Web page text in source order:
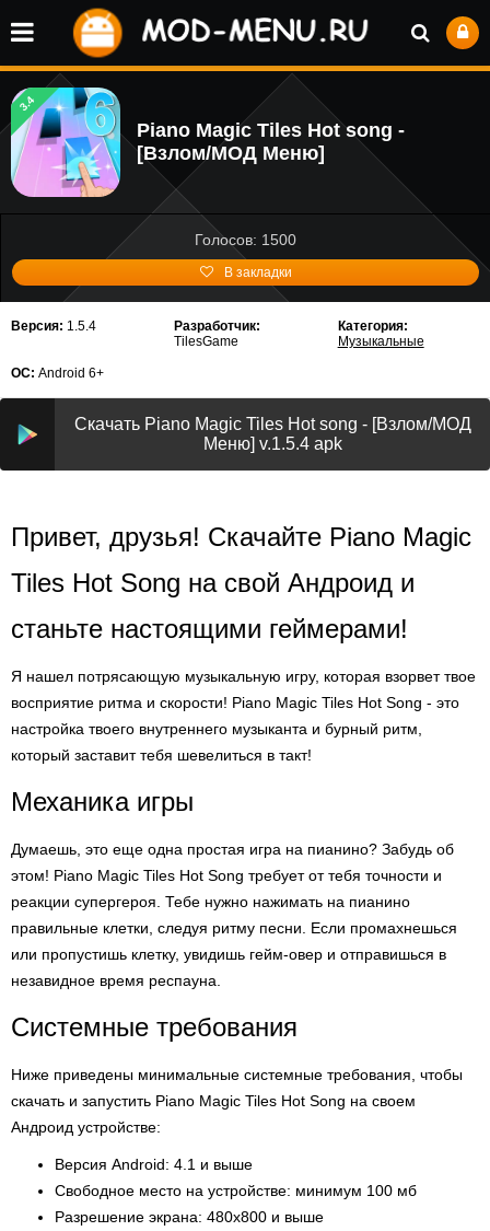
3.4
Piano Magic Tiles Hot song -
[Взлом/МОД Меню]
Голосов: 1500
В закладки
Версия: 1.5.4
Разработчик:
TilesGame
Категория:
Музыкальные
ОС: Android 6+
Скачать Piano Magic Tiles Hot song - [Взлом/МОД
Меню] v.1.5.4 apk
Привет, друзья! Скачайте Piano Magic
Tiles Hot Song на свой Андроид и
станьте настоящими геймерами!
Я нашел потрясающую музыкальную игру, которая взорвет твое
восприятие ритма и скорости! Piano Magic Tiles Hot Song - это
настройка твоего внутреннего музыканта и бурный ритм,
который заставит тебя шевелиться в такт!
Механика игры
Думаешь, это еще одна простая игра на пианино? Забудь об
этом! Piano Magic Tiles Hot Song требует от тебя точности и
реакции супергероя. Тебе нужно нажимать на пианино
правильные клетки, следуя ритму песни. Если промахнешься
или пропустишь клетку, увидишь гейм-овер и отправишься в
незавидное время респауна.
Системные требования
Ниже приведены минимальные системные требования, чтобы
скачать и запустить Piano Magic Tiles Hot Song на своем
Андроид устройстве:
Версия Android: 4.1 и выше
Свободное место на устройстве: минимум 100 мб
Разрешение экрана: 480x800 и выше